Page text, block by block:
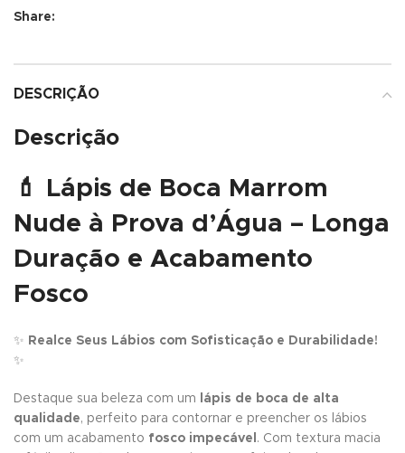
Share:
DESCRIÇÃO
Descrição
💄 Lápis de Boca Marrom
Nude à Prova d’Água – Longa
Duração e Acabamento
Fosco
✨ Realce Seus Lábios com Sofisticação e Durabilidade!
✨
Destaque sua beleza com um
lápis de boca de alta
qualidade, perfeito para contornar e preencher os lábios
com um acabamento fosco impecável . Com textura macia